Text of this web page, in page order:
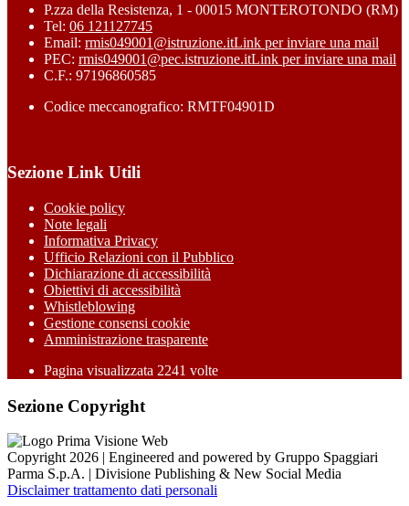
P.zza della Resistenza, 1 - 00015 MONTEROTONDO (RM)
Tel: 06 121127745
Email: rmis049001@istruzione.itLink per inviare una mail
PEC: rmis049001@pec.istruzione.itLink per inviare una mail
C.F.: 97196860585
Codice meccanografico: RMTF04901D
Sezione Link Utili
Cookie policy
Note legali
Informativa Privacy
Ufficio Relazioni con il Pubblico
Dichiarazione di accessibilità
Obiettivi di accessibilità
Whistleblowing
Gestione consensi cookie
Amministrazione trasparente
Pagina visualizzata 2241 volte
Sezione Copyright
Copyright 2026 | Engineered and powered by Gruppo Spaggiari
Parma S.p.A. | Divisione Publishing & New Social Media
Disclaimer trattamento dati personali